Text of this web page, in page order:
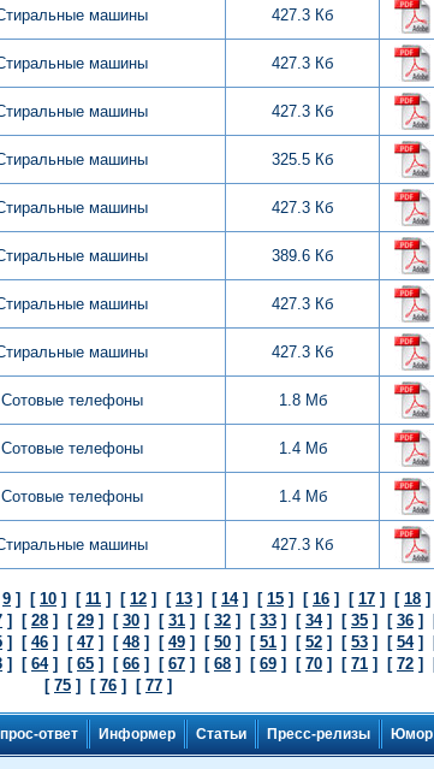
машины 427.3 Кб
машины 427.3 Кб
машины 427.3 Кб
машины 325.5 Кб
машины 427.3 Кб
машины 389.6 Кб
машины 427.3 Кб
машины 427.3 Кб
Сотовые телефоны 1.8 Мб
Сотовые телефоны 1.4 Мб
Сотовые телефоны 1.4 Мб
машины 427.3 Кб
9 ] [ 10 ] [ 11 ] [ 12 ] [ 13 ] [ 14] [ 15 ] [ 16 ] [ 17 ] [ 18 ]
] [ 28 ] [ 29 ] [ 30 ] [ 31 ] [ 32 ] [ 33 ] [ 34] [ 35 ] [ 36 ]
] [ 46 ] [ 47 ] [ 48 ] [ 49 ] [ 50 ] [ 51 ] [ 52 ] [ 53 ] [ 54]
] [ 64] [ 65 ] [ 66 ] [ 67 ] [ 68 ] [ 69 ] [ 70 ] [ 71 ] [ 72 ]
[ 75 ] [ 76 ] [ 77 ]
ответ Информер Статьи Пресс-релизы Юмор